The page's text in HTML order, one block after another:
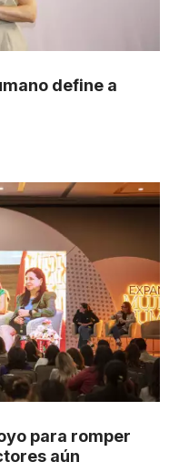
define a
para romper
aún